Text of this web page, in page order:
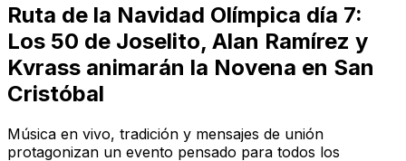
Ruta de la Navidad Olímpica día 7:
Los 50 de Joselito, Alan Ramírez y
Kvrass animarán la Novena en San
Cristóbal
Música en vivo, tradición y mensajes de unión
protagonizan un evento pensado para todos los